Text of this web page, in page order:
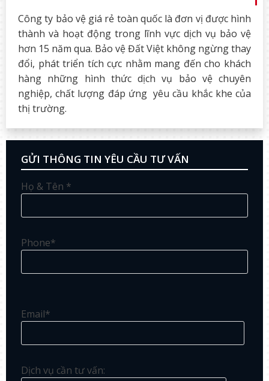
Công ty bảo vệ giá rẻ toàn quốc là đơn vị được hình
thành và hoạt động trong lĩnh vực dịch vụ bảo vệ
hơn 15 năm qua. Bảo vệ Đất Việt không ngừng thay
đổi, phát triển tích cực nhằm mang đến cho khách
hàng những hình thức dịch vụ bảo vệ chuyên
nghiệp, chất lượng đáp ứng yêu cầu khắc khe của
thị trường.
GỬI THÔNG TIN YÊU CẦU TƯ VẤN
Họ & Tên *
Phone*
Email*
Dịch vụ cần tư vấn: